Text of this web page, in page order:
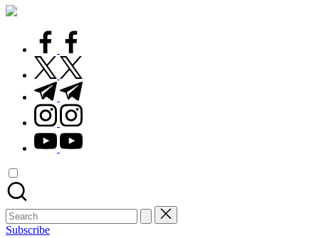
Gemeinsam
wachsen,
leben
facebook.com
twitter.com
t.me
instagram.com
youtube.com
Search
for:
Subscribe